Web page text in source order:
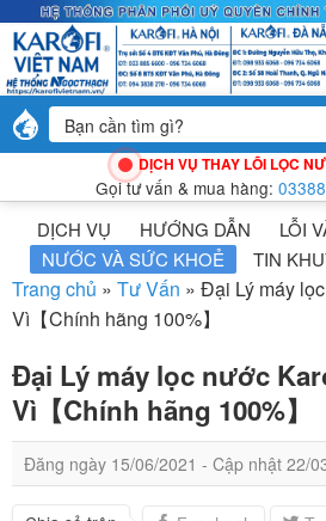
qua
nội
dung Tìm
kiếm:
DỊCH VỤ THAY LÕI LỌC
Gọi tư vấn & mua hàng:
DỊCH VỤ HƯỚNG DẪN
LỖI
NƯỚC VÀ SỨC KHOẺ
TIN
Trang chủ » Tư Vấn » Đại Lý máy
Vì【Chính hãng 100%】
Đại Lý máy lọc nước
Vì【Chính hãng 100%】
Đăng ngày 15/06/2021 - Cập nhật 22/